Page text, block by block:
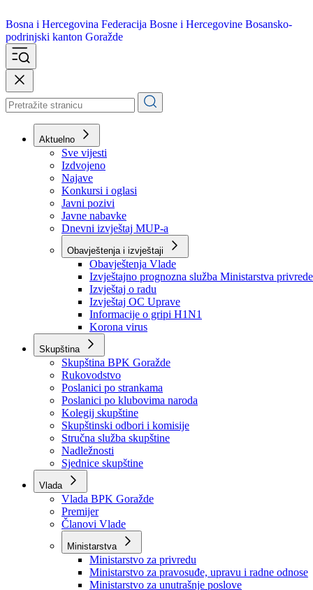
Bosna i Hercegovina
podrinjski kanton Goražde
Aktuelno
Sve vijesti
Izdvojeno
Najave
Konkursi i oglasi
Javni pozivi
Javne nabavke
Dnevni izvještaj MUP-a
Obavještenja i izvještaji
Obavještenja Vlade
Izvještajno prognozna služba Ministarstva privrede
Izvještaj o radu
Izvještaj OC Uprave
Informacije o gripi H1N1
Korona virus
Skupština
Skupština BPK Goražde
Rukovodstvo
Poslanici po strankama
Poslanici po klubovima naroda
Kolegij skupštine
Skupštinski odbori i komisije
Stručna služba skupštine
Nadležnosti
Sjednice skupštine
Vlada
Vlada BPK Goražde
Premijer
Članovi Vlade
Ministarstva